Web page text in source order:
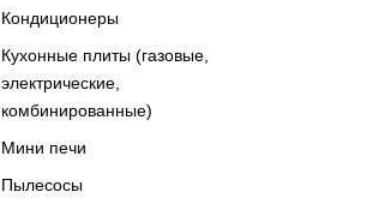
Кондиционеры
Кухонные плиты (газовые,
электрические,
комбинированные)
Мини печи
Пылесосы